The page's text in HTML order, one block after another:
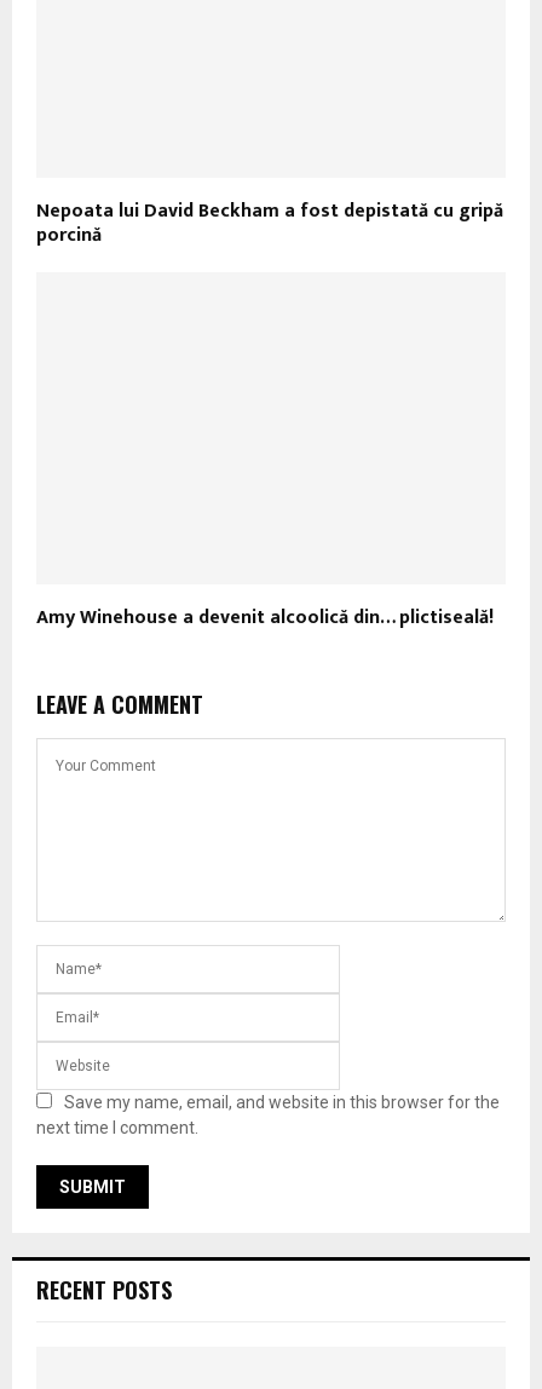
Nepoata lui David Beckham a fost depistată cu gripă
porcină
Amy Winehouse a devenit alcoolică din… plictiseală!
LEAVE A COMMENT
Save my name, email, and website in this browser for the
next time I comment.
RECENT POSTS